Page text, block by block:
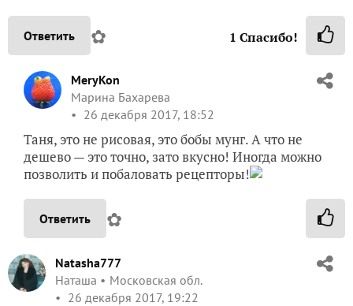
Ответить ✿ 1 Спасибо!
MeryKon
Марина Бахарева
26 декабря 2017, 18:52
Таня, это не рисовая, это бобы мунг. А что не
дешево — это точно, зато вкусно! Иногда можно
позволить и побаловать рецепторы!
Ответить ✿
Natasha777
Наташа
Московская обл.
26 декабря 2017, 19:22